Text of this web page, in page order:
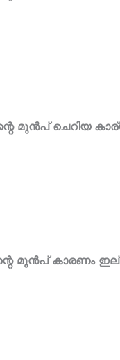
മുൻപ് ചെറിയ
മുൻപ് കാരണം